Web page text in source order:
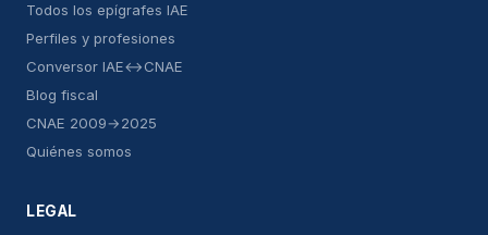
Todos los epígrafes IAE
Perfiles y profesiones
Conversor IAE↔CNAE
Blog fiscal
CNAE 2009→2025
Quiénes somos
LEGAL